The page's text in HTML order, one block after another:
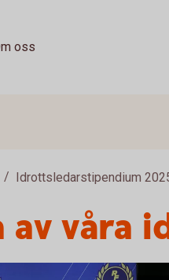
oss
Idrottsledarstipendium
våra